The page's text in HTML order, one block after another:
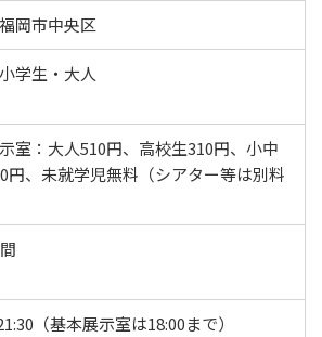
岡市中央区
学生・大人
室：大人510円、高校生310円、小中
円、未就学児無料（シアター等は別料
（基本展示室は18:00まで）